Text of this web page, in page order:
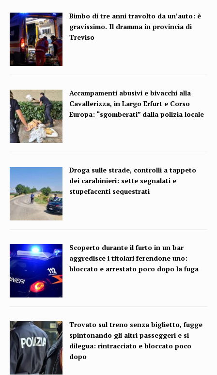
Bimbo di tre anni travolto da un’auto: è
gravissimo. Il dramma in provincia di
Treviso
Accampamenti abusivi e bivacchi alla
Cavallerizza, in Largo Erfurt e Corso
Europa: “sgomberati” dalla polizia locale
Droga sulle strade, controlli a tappeto
dei carabinieri: sette segnalati e
stupefacenti sequestrati
Scoperto durante il furto in un bar
aggredisce i titolari ferendone uno:
bloccato e arrestato poco dopo la fuga
Trovato sul treno senza biglietto, fugge
spintonando gli altri passeggeri e si
dilegua: rintracciato e bloccato poco
dopo